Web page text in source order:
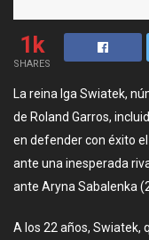
1k
SHARES
La reina Iga Swiatek,
de Roland Garros,
en defender con éxito
ante una inesperada
ante Aryna Sabalenka
A los 22 años, Swiatek,